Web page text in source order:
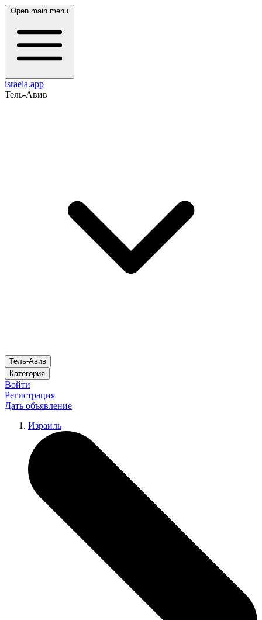
Open main menu
israela.app
Тель-Авив
Тель-Авив
Категория
Войти
Регистрация
Дать объявление
Израиль